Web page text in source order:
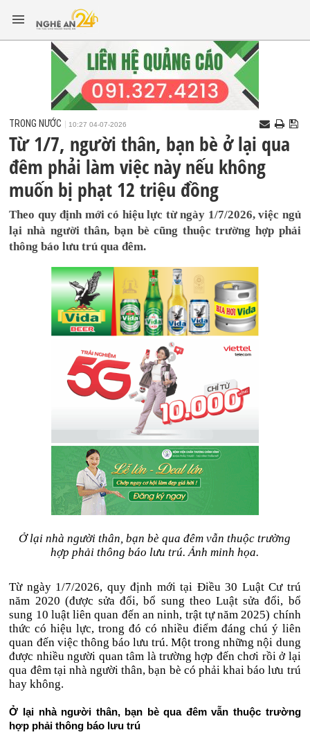
TRONG NƯỚC 10:27 04-07-2026
Từ 1/7, người thân, bạn bè ở lại qua
đêm phải làm việc này nếu không
muốn bị phạt 12 triệu đồng
Theo quy định mới có hiệu lực từ ngày 1/7/2026, việc ngủ
lại nhà người thân, bạn bè cũng thuộc trường hợp phải
thông báo lưu trú qua đêm.
Ở lại nhà người thân, bạn bè qua đêm vẫn thuộc trường
hợp phải thông báo lưu trú. Ảnh minh họa.
Từ ngày 1/7/2026, quy định mới tại Điều 30 Luật Cư trú
năm 2020 (được sửa đổi, bổ sung theo Luật sửa đổi, bổ
sung 10 luật liên quan đến an ninh, trật tự năm 2025) chính
thức có hiệu lực, trong đó có nhiều điểm đáng chú ý liên
quan đến việc thông báo lưu trú. Một trong những nội dung
được nhiều người quan tâm là trường hợp đến chơi rồi ở lại
qua đêm tại nhà người thân, bạn bè có phải khai báo lưu trú
hay không.
Ở lại nhà người thân, bạn bè qua đêm vẫn thuộc trường
hợp phải thông báo lưu trú